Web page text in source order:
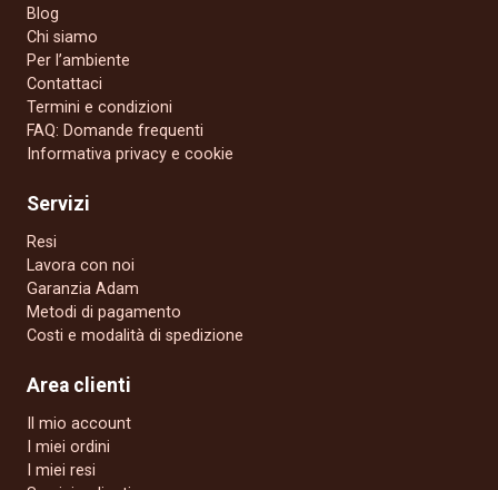
Blog
Chi siamo
Per l’ambiente
Contattaci
Termini e condizioni
FAQ: Domande frequenti
Informativa privacy e cookie
Servizi
Resi
Lavora con noi
Garanzia Adam
Metodi di pagamento
Costi e modalità di spedizione
Area clienti
Il mio account
I miei ordini
I miei resi